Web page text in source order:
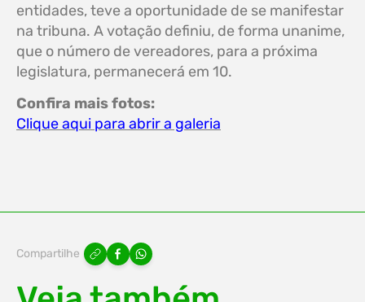
entidades, teve a oportunidade de se manifestar
na tribuna. A votação definiu, de forma unanime,
que o número de vereadores, para a próxima
legislatura, permanecerá em 10.
Confira mais fotos:
Clique aqui para abrir a galeria
Compartilhe